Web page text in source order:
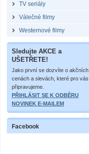
TV seriály
Válečné filmy
Westernové filmy
Sledujte AKCE a
UŠETŘETE!
Jako první se dozvíte o akčních
cenách a slevách, které pro vás
připravujeme.
PŘIHLÁSIT SE K ODBĚRU
NOVINEK E-MAILEM
Facebook